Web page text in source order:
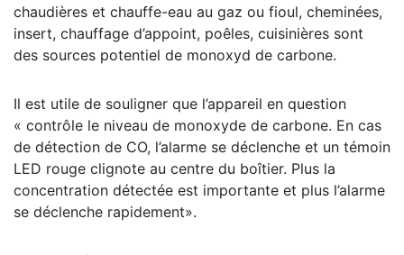
chaudières et chauffe-eau au gaz ou fioul, cheminées,
insert, chauffage d’appoint, poêles, cuisinières sont
des sources potentiel de monoxyd de carbone.
Il est utile de souligner que l’appareil en question
« contrôle le niveau de monoxyde de carbone. En cas
de détection de CO, l’alarme se déclenche et un témoin
LED rouge clignote au centre du boîtier. Plus la
concentration détectée est importante et plus l’alarme
se déclenche rapidement».